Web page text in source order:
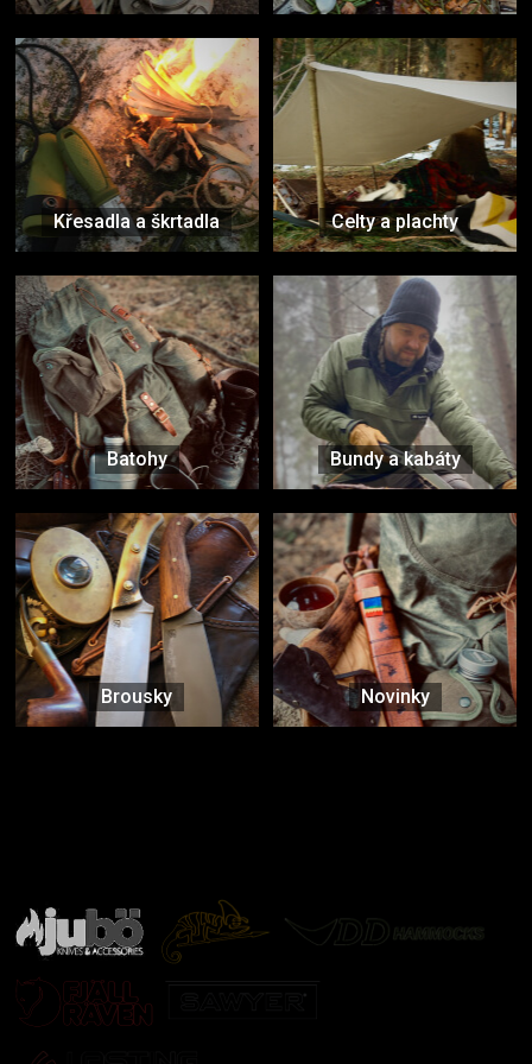
Křesadla a škrtadla Celty a plachty
Batohy Bundy a kabáty
Brousky Novinky